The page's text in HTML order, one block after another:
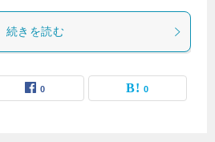
続きを読む
0 0